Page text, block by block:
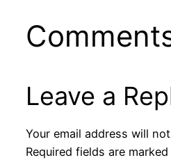
Leave a
Your email address will
Required fields are marked